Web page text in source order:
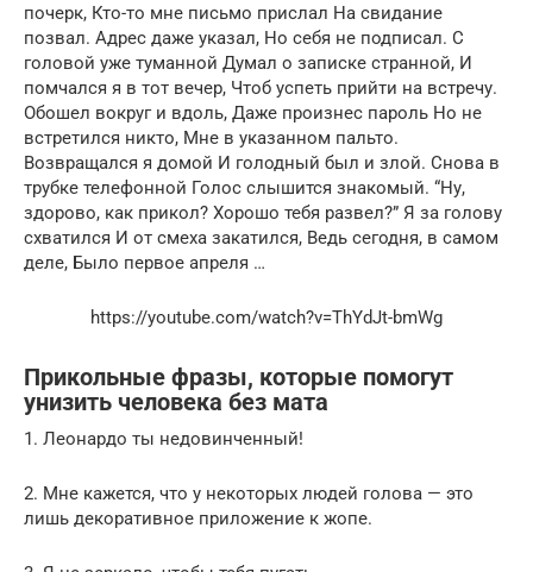
почерк, Кто-то мне письмо прислал На свидание
позвал. Адрес даже указал, Но себя не подписал. С
головой уже туманной Думал о записке странной, И
помчался я в тот вечер, Чтоб успеть прийти на встречу.
Обошел вокруг и вдоль, Даже произнес пароль Но не
встретился никто, Мне в указанном пальто.
Возвращался я домой И голодный был и злой. Снова в
трубке телефонной Голос слышится знакомый. “Ну,
здорово, как прикол? Хорошо тебя развел?” Я за голову
схватился И от смеха закатился, Ведь сегодня, в самом
деле, Было первое апреля …
https://youtube.com/watch?v=ThYdJt-bmWg
Прикольные фразы, которые помогут
унизить человека без мата
1. Леонардо ты недовинченный!
2. Мне кажется, что у некоторых людей голова — это
лишь декоративное приложение к жопе.